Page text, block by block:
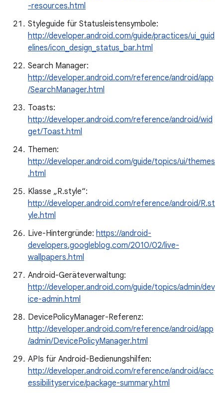
-resources.html
Styleguide für Statusleistensymbole:
http://developer.android.com/guide/practices/ui_guid
elines/icon_design_status_bar.html
Search Manager:
http://developer.android.com/reference/android/app
/SearchManager.html
Toasts:
http://developer.android.com/reference/android/wid
get/Toast.html
Themen:
http://developer.android.com/guide/topics/ui/themes
.html
Klasse „R.style“:
http://developer.android.com/reference/android/R.st
yle.html
Live-Hintergründe: https://android-
developers.googleblog.com/2010/02/live-
wallpapers.html
Android-Geräteverwaltung:
http://developer.android.com/guide/topics/admin/dev
ice-admin.html
DevicePolicyManager-Referenz:
http://developer.android.com/reference/android/app
/admin/DevicePolicyManager.html
APIs für Android-Bedienungshilfen:
http://developer.android.com/reference/android/acc
essibilityservice/package-summary.html